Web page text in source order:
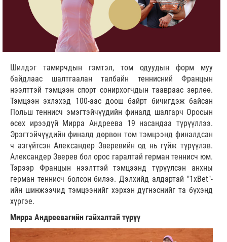
Шилдэг тамирчдын гэмтэл, том одуудын форм муу
байдлаас шалтгаалан талбайн теннисний Францын
нээлттэй тэмцээн спорт сонирхогчдын таавраас зөрлөө.
Тэмцээн эхлэхэд 100-аас доош байрт бичигдэж байсан
Польш теннисч эмэгтэйчүүдийн финалд шалгарч Оросын
өсөх ирээдүй Мирра Андреева 19 насандаа түрүүллээ.
Эрэгтэйчүүдийн финалд дөрвөн том тэмцээнд финалдсан
ч азгүйтсэн Александер Зверевийн од нь гүйж түрүүлэв.
Александер Зверев бол орос гаралтай герман теннисч юм.
Тэрээр Францын нээлттэй тэмцээнд түрүүлсэн анхны
герман теннисч болсон билээ. Дэлхийд алдартай "1xBet"-
ийн шинжээчид тэмцээнийг хэрхэн дүгнэснийг та бүхэнд
хүргэе.
Мирра Андреевагийн гайхалтай түрүү